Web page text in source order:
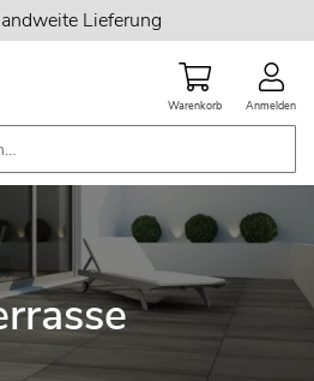
Lieferung
Warenkorb Anmelden